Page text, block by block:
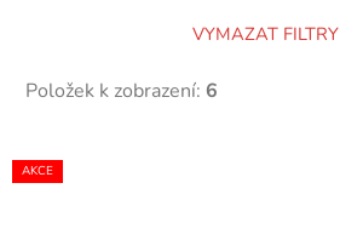
VYMAZAT FILTRY
Položek k zobrazení: 6
V
ý
AKCE